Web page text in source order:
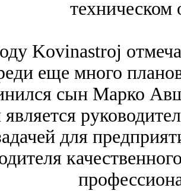
техническом
Kovinastroj
еще много
сын Марко
для